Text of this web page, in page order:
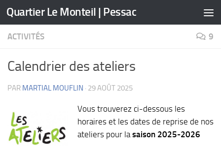
Skip to content
Quartier Le Monteil | Pessac
ACTIVITÉS 9
Calendrier des ateliers
PAR MARTIAL MOUFLIN · 29 AOÛT 2025
Vous trouverez ci-dessous les
horaires et les dates de reprise de nos
ateliers pour lasaison 2025-2026